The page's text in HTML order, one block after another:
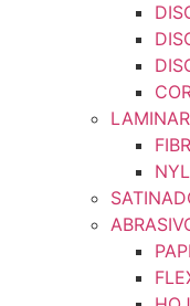
LAMINAR